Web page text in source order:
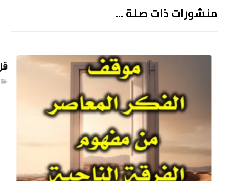
منشورات ذات صلة ...